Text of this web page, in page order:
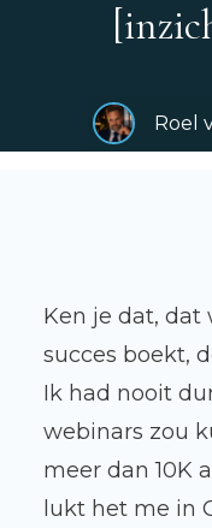
Roel
Ken je dat, dat
succes boekt,
Ik had nooit
webinars zou
meer dan 10K
lukt het me in